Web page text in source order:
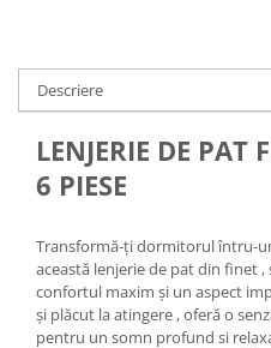
Descriere
LENJERIE DE PAT
6 PIESE
Transformă-ți dormitorul întru-
această lenjerie de pat din finet
confortul maxim și un aspect
și plăcut la atingere , oferă o
pentru un somn profund si